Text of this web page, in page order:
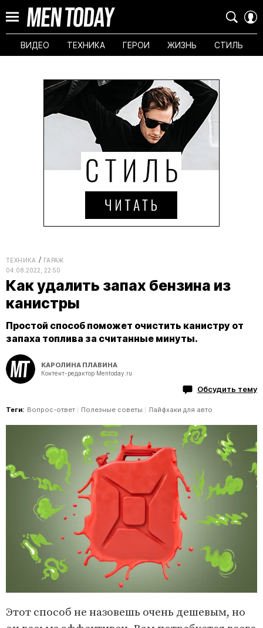
ВИДЕО ТЕХНИКА ГЕРОИ ЖИЗНЬ СТИЛЬ
ТЕХНИКА
ГАРАЖ
04.08.2022, 22:50
Как удалить запах бензина из
канистры
Простой способ поможет очистить канистру от
запаха топлива за считанные минуты.
КАРОЛИНА ПЛАВИНА
Контент-редактор Mentoday.ru
Обсудить тему
Теги: Вопрос-ответ Полезные советы Лайфхаки для авто
Этот способ не назовешь очень дешевым, но